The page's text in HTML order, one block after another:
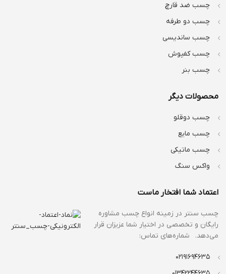
چسب ضد قارچ
چسب دو طرفه
چسب ساندیسی
چسب کفپوش
چسب بنر
محصولات دیگر
چسب دوقلو
چسب مایع
چسب ماتیکی
واکس سنگ
اعتماد شما افتخار ماست
چسب سنتر در زمینه انواع چسب مشاوره
رایگان و تخصصی در اختیار شما عزیزان قرار
می‌دهد. شماره‌های تماس:
02191694635